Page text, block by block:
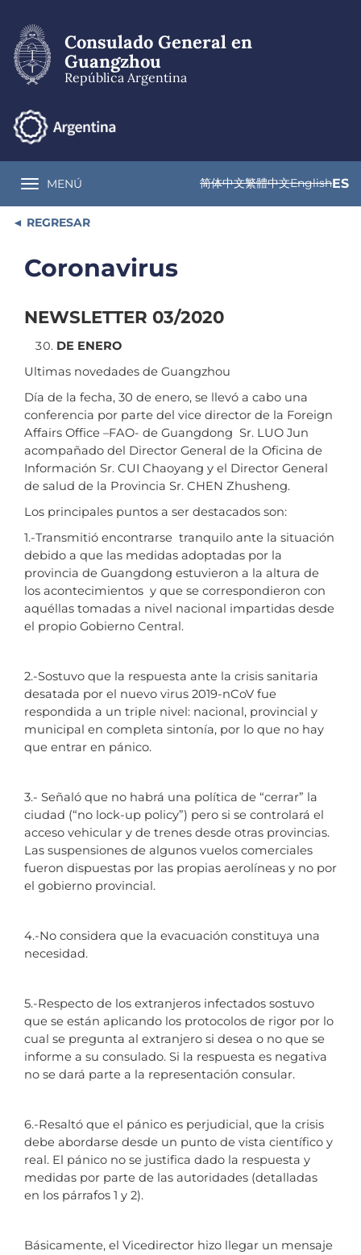
contenido
principal
Consulado General en
Guangzhou
República Argentina
Toggle navigation
MENÚ 简体中文繁體中文EnglishES
REGRESAR
Coronavirus
NEWSLETTER 03/2020
DE ENERO
Ultimas novedades de Guangzhou
Día de la fecha, 30 de enero, se llevó a cabo una
conferencia por parte del vice director de la Foreign
Affairs Office –FAO- de Guangdong Sr. LUO Jun
acompañado del Director General de la Oficina de
Información Sr. CUI Chaoyang y el Director General
de salud de la Provincia Sr. CHEN Zhusheng.
Los principales puntos a ser destacados son:
1.-Transmitió encontrarse tranquilo ante la situación
debido a que las medidas adoptadas por la
provincia de Guangdong estuvieron a la altura de
los acontecimientos y que se correspondieron con
aquéllas tomadas a nivel nacional impartidas desde
el propio Gobierno Central.
2.-Sostuvo que la respuesta ante la crisis sanitaria
desatada por el nuevo virus 2019-nCoV fue
respondida a un triple nivel: nacional, provincial y
municipal en completa sintonía, por lo que no hay
que entrar en pánico.
3.- Señaló que no habrá una política de “cerrar” la
ciudad (“no lock-up policy”) pero si se controlará el
acceso vehicular y de trenes desde otras provincias.
Las suspensiones de algunos vuelos comerciales
fueron dispuestas por las propias aerolíneas y no por
el gobierno provincial.
4.-No considera que la evacuación constituya una
necesidad.
5.-Respecto de los extranjeros infectados sostuvo
que se están aplicando los protocolos de rigor por lo
cual se pregunta al extranjero si desea o no que se
informe a su consulado. Si la respuesta es negativa
no se dará parte a la representación consular.
6.-Resaltó que el pánico es perjudicial, que la crisis
debe abordarse desde un punto de vista científico y
real. El pánico no se justifica dado la respuesta y
medidas por parte de las autoridades (detalladas
en los párrafos 1 y 2).
Básicamente, el Vicedirector hizo llegar un mensaje